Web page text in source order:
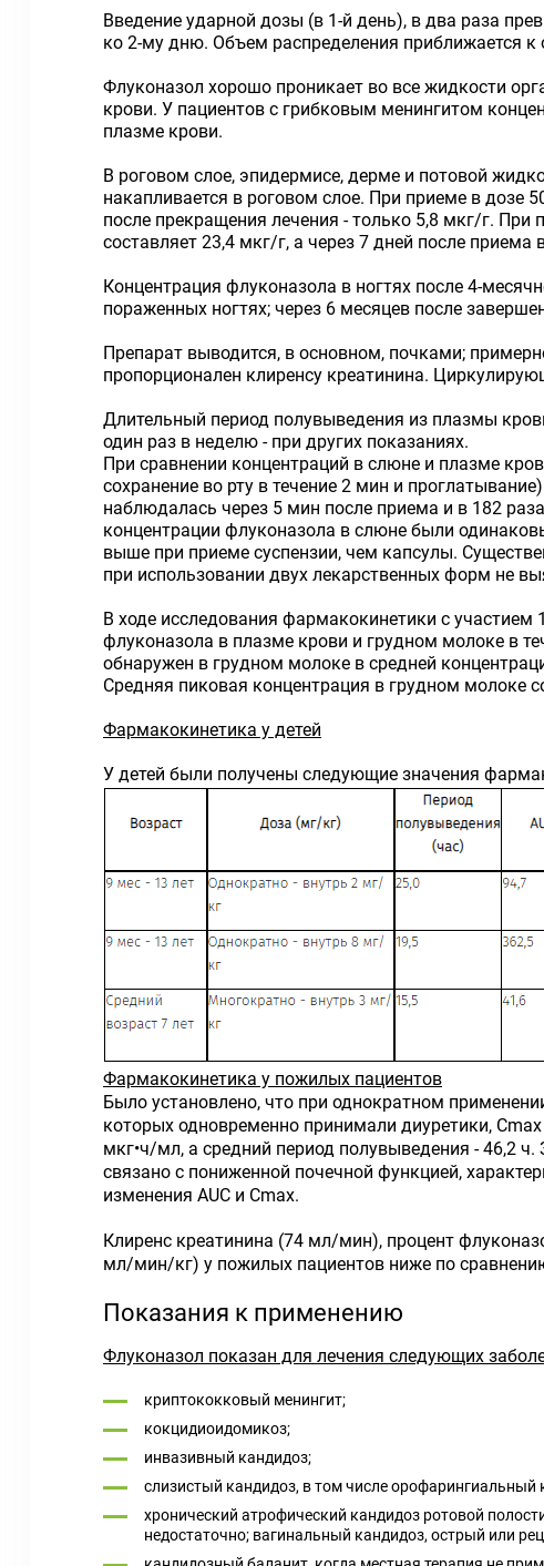
Введение ударной дозы (в 1-й день), в два раза
ко 2-му дню. Объем распределения приближается
Флуконазол хорошо проникает во все жидкости
крови. У пациентов с грибковым менингитом
плазме крови.
В роговом слое, эпидермисе, дерме и потовой
накапливается в роговом слое. При приеме в дозе
после прекращения лечения - только 5,8 мкг/г.
составляет 23,4 мкг/г, а через 7 дней после приема
Концентрация флуконазола в ногтях после 4-
пораженных ногтях; через 6 месяцев после
Препарат выводится, в основном, почками;
пропорционален клиренсу креатинина.
Длительный период полувыведения из плазмы
один раз в неделю - при других показаниях.
При сравнении концентраций в слюне и плазме
сохранение во рту в течение 2 мин и
наблюдалась через 5 мин после приема и в 182
концентрации флуконазола в слюне были
выше при приеме суспензии, чем капсулы.
при использовании двух лекарственных форм не
В ходе исследования фармакокинетики с
флуконазола в плазме крови и грудном молоке в
обнаружен в грудном молоке в средней
Средняя пиковая концентрация в грудном молоке
Фармакокинетика у детей
У детей были получены следующие значения
Фармакокинетика у пожилых пациентов
Было установлено, что при однократном
которых одновременно принимали диуретики,
мкг•ч/мл, а средний период полувыведения - 46,2
связано с пониженной почечной функцией,
изменения AUC и Сmах.
Клиренс креатинина (74 мл/мин), процент
мл/мин/кг) у пожилых пациентов ниже по
Показания к применению
Флуконазол показан для лечения следующих
криптококковый менингит;
кокцидиоидомикоз;
инвазивный кандидоз;
слизистый кандидоз, в том числе
хронический атрофический кандидоз ротовой
недостаточно; вагинальный кандидоз, острый или